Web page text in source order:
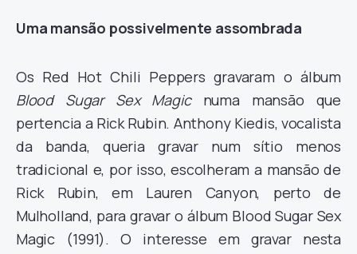
Uma mansão possivelmente assombrada
Os Red Hot Chili Peppers gravaram o álbum
Blood Sugar Sex Magicnuma mansão que
pertencia a Rick Rubin. Anthony Kiedis, vocalista
da banda, queria gravar num sítio menos
tradicional e, por isso, escolheram a mansão de
Rick Rubin, em Lauren Canyon, perto de
Mulholland, para gravar o álbum Blood Sugar Sex
Magic (1991). O interesse em gravar nesta